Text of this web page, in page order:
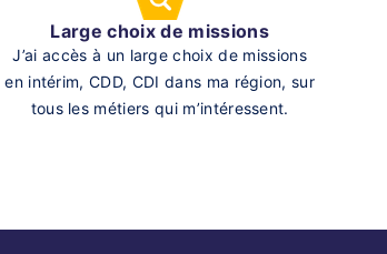
Large choix de missions
J’ai accès à un large choix de missions
en intérim, CDD, CDI dans ma région, sur
tous les métiers qui m’intéressent.